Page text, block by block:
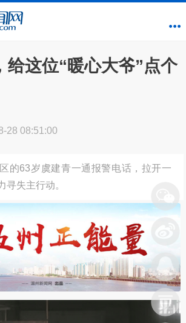
给这位“暖心大爷”点个
28 08:51:00
的63岁虞建青一通报警电话，拉开一
寻失主行动。